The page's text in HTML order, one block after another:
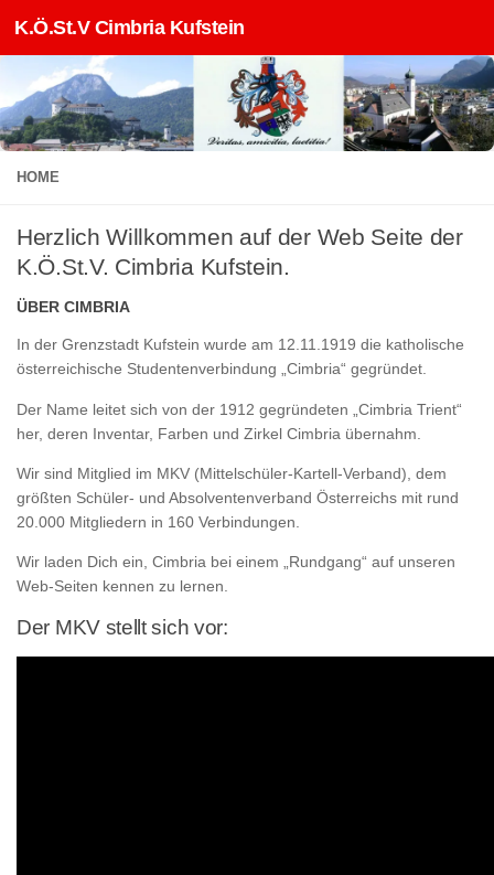
Zum Inhalt springen
K.Ö.St.V Cimbria Kufstein
HOME
Herzlich Willkommen auf der Web Seite der
K.Ö.St.V. Cimbria Kufstein.
ÜBER CIMBRIA
In der Grenzstadt Kufstein wurde am 12.11.1919 die katholische
österreichische Studentenverbindung „Cimbria“ gegründet.
Der Name leitet sich von der 1912 gegründeten „Cimbria Trient“
her, deren Inventar, Farben und Zirkel Cimbria übernahm.
Wir sind Mitglied im MKV (Mittelschüler-Kartell-Verband), dem
größten Schüler- und Absolventenverband Österreichs mit rund
20.000 Mitgliedern in 160 Verbindungen.
Wir laden Dich ein, Cimbria bei einem „Rundgang“ auf unseren
Web-Seiten kennen zu lernen.
Der MKV stellt sich vor: